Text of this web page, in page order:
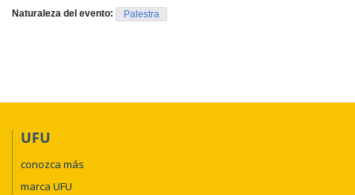
Naturaleza del evento: Palestra
UFU
conozca más
marca UFU